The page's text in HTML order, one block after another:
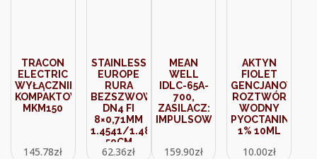
TRACON
ELECTRIC
WYŁĄCZNIK
KOMPAKTOWY
MKM150
145.78zł
STAINLESS
EUROPE
RURA
BEZSZWOWA
DN4 FI
8×0,71MM
1.4541/1.4878/321/321H
50CM
62.36zł
MEAN
WELL
IDLC-65A-
700,
ZASILACZ:
IMPULSOWY
159.90zł
AKTYN
FIOLET
GENCJANOWY
ROZTWÓR
WODNY
PYOCTANINA
1% 10ML
10.00zł